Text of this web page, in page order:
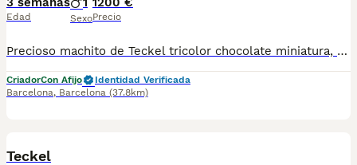
Edad SexoPrecio
Precioso machito de Teckel tricolor chocolate miniatura, alta selección y crianza de las mejores líneas de Teckel de España, se seleccionan las mejores líneas de Teckel para conseguir nuestra propio linaje inconfundible…. colores exoticos, estructuras compactas, cabezitas alargadas, con morro perfecto y un temperamento extraordinariamente afable, súper cariñoso……criados con muchísimo amor, dedicación y atención 24/7 desde sus primeros días de vida. Para ofrecer lo mejor que podemos darle a estos maravillosos perritos!!!! Garantizamos tamaño pero dentro de los estándares para cuidar su salud… En esta camada nos queda disponible este precioso machito tricolor chocolate de pelo corto fotos 100% reales! Trabajamos con pasión y responsabilidad desde hace más de 10 años., lo cual indica nuestro compromiso, atención y asesoramiento individualizado para cada familia. Nuestros cachorros se entregan con 2 meses de edad y con todo lo que se puede ofrecer para su mayor cuidado: ✔ Vacunas correspondientes ✔ Desparasitaciones ✔ Microchip ✔ Revisión veterinaria completa ✔ Cartilla sanitaria ✔ Contrato de garantías víricas y congénitas durante 1 año Nuestros cachorros destacan por su belleza única, elegancia y carácter cariñoso, convirtiéndose en compañeros perfectos para toda la familia. No solo criamos mascotas, criamos pequeños miembros para tu familia, contactar conmigo estaré encantada de atenderos, si queréis más información sobre nuestros cachorros no dudéis en contactar gracias!
CriadorCon Afijo
Identidad Verificada
Barcelona, Barcelona (37.8km)
Teckel